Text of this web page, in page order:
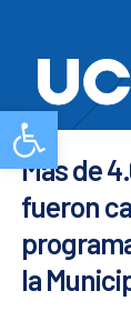
Abrir barra de
Más de
fueron
la